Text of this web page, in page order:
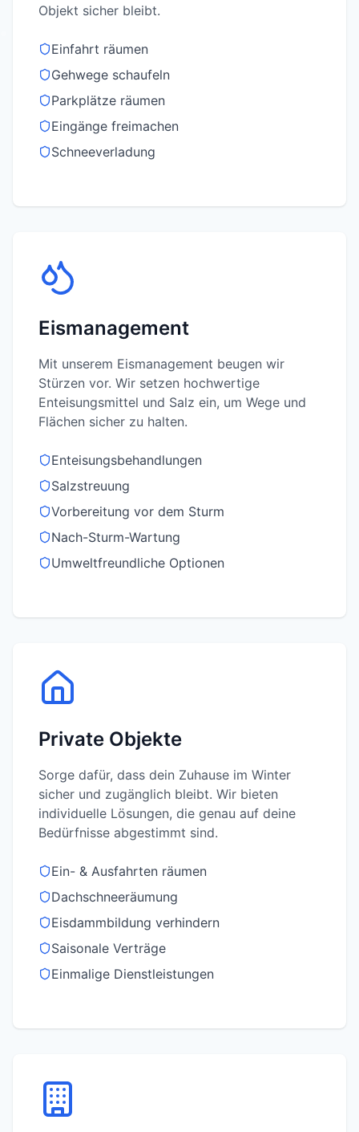
Objekt sicher bleibt.
Einfahrt räumen
Gehwege schaufeln
Parkplätze räumen
Eingänge freimachen
Schneeverladung
Eismanagement
Mit unserem Eismanagement beugen wir
Stürzen vor. Wir setzen hochwertige
Enteisungsmittel und Salz ein, um Wege und
Flächen sicher zu halten.
Enteisungsbehandlungen
Salzstreuung
Vorbereitung vor dem Sturm
Nach-Sturm-Wartung
Umweltfreundliche Optionen
Private Objekte
Sorge dafür, dass dein Zuhause im Winter
sicher und zugänglich bleibt. Wir bieten
individuelle Lösungen, die genau auf deine
Bedürfnisse abgestimmt sind.
Ein- & Ausfahrten räumen
Dachschneeräumung
Eisdammbildung verhindern
Saisonale Verträge
Einmalige Dienstleistungen